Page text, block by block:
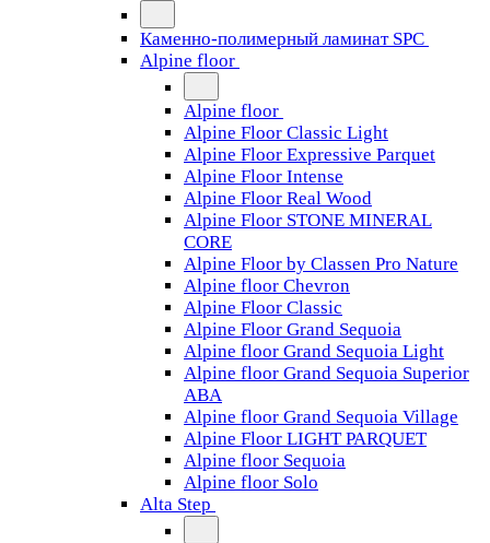
Каменно-полимерный ламинат SPC
Alpine floor
Alpine floor
Alpine Floor Classic Light
Alpine Floor Expressive Parquet
Alpine Floor Intense
Alpine Floor Real Wood
Alpine Floor STONE MINERAL
CORE
Alpine Floor by Classen Pro Nature
Alpine floor Chevron
Alpine Floor Classic
Alpine Floor Grand Sequoia
Alpine floor Grand Sequoia Light
Alpine floor Grand Sequoia Superior
ABA
Alpine floor Grand Sequoia Village
Alpine Floor LIGHT PARQUET
Alpine floor Sequoia
Alpine floor Solo
Alta Step